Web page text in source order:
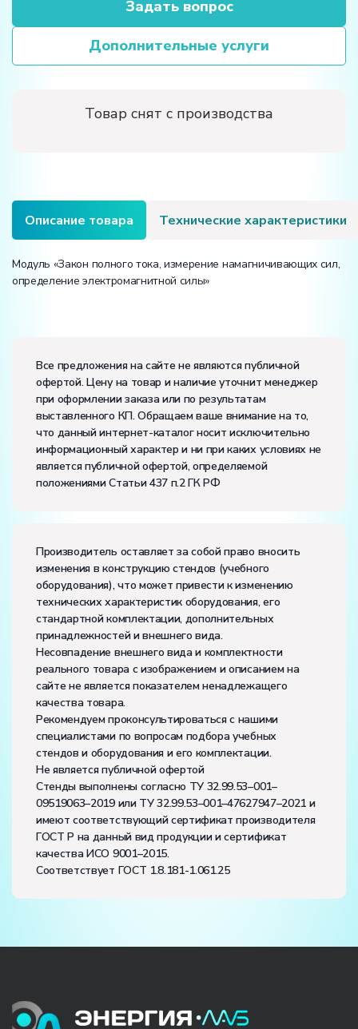
Задать вопрос
Дополнительные услуги
Товар снят с производства
Описание товара Технические характеристики
Модуль «Закон полного тока, измерение намагничивающих сил,
определение электромагнитной силы»
частота, Гц:50
Класс защиты от поражения электрическим током:
Диапазон рабочих температур, ˚С:+10…+35
Влажность, %:до 80
Все предложения на сайте не являются публичной
офертой. Цену на товар и наличие уточнит менеджер
при оформлении заказа или по результатам
выставленного КП. Обращаем ваше внимание на то,
что данный интернет-каталог носит исключительно
информационный характер и ни при каких условиях не
является публичной офертой, определяемой
положениями Статьи 437 п.2 ГК РФ
Производитель оставляет за собой право вносить
изменения в конструкцию стендов (учебного
оборудования), что может привести к изменению
технических характеристик оборудования, его
стандартной комплектации, дополнительных
принадлежностей и внешнего вида.
Несовпадение внешнего вида и комплектности
реального товара с изображением и описанием на
сайте не является показателем ненадлежащего
качества товара.
Рекомендуем проконсультироваться с нашими
специалистами по вопросам подбора учебных
стендов и оборудования и его комплектации.
Не является публичной офертой
Стенды выполнены согласно ТУ 32.99.53–001–
09519063–2019 или ТУ 32.99.53–001–47627947–2021 и
имеют соответствующий сертификат производителя
ГОСТ Р на данный вид продукции и сертификат
качества ИСО 9001–2015.
Соответствует ГОСТ 1.8.181-1.061.25